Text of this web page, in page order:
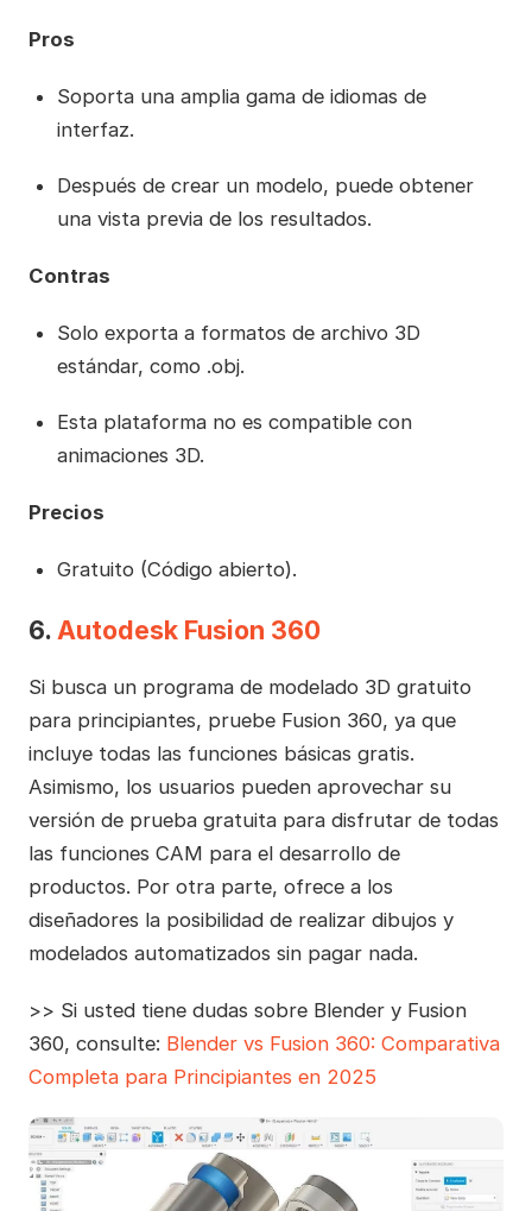
Pros
Soporta una amplia gama de idiomas de
interfaz.
Después de crear un modelo, puede obtener
una vista previa de los resultados.
Contras
Solo exporta a formatos de archivo 3D
estándar, como .obj.
Esta plataforma no es compatible con
animaciones 3D.
Precios
Gratuito (Código abierto).
6.Autodesk Fusion 360
Si busca un programa de modelado 3D gratuito
para principiantes, pruebe Fusion 360, ya que
incluye todas las funciones básicas gratis.
Asimismo, los usuarios pueden aprovechar su
versión de prueba gratuita para disfrutar de todas
las funciones CAM para el desarrollo de
productos. Por otra parte, ofrece a los
diseñadores la posibilidad de realizar dibujos y
modelados automatizados sin pagar nada.
>> Si usted tiene dudas sobre Blender y Fusion
360, consulte: Blender vs Fusion 360: Comparativa
Completa para Principiantes en 2025